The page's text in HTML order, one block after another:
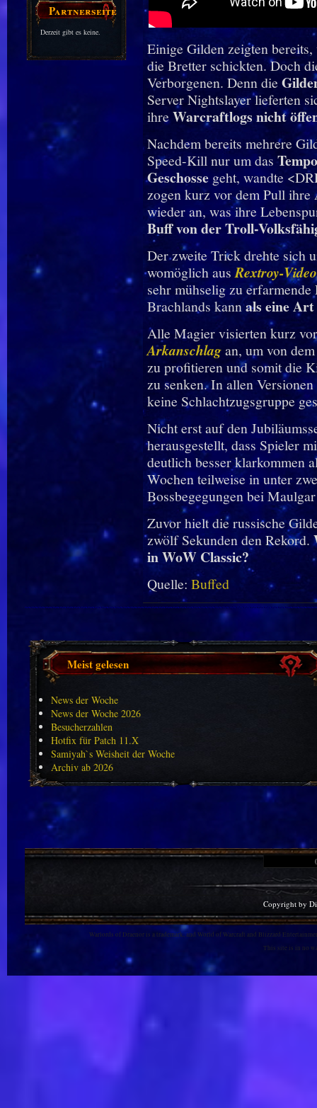
Partnerseiten
Derzeit gibt es keine.
Einige Gilden zeigten
die Bretter schickten. Doch
Verborgenen. Denn die
Server Nightslayer lieferten
ihreWarcraftlogs nicht
Nachdem bereits mehrere
Speed-Kill nur um das
Geschossegeht, wandte
zogen kurz vor dem Pull ihre
wieder an, was ihre
Buff von der Troll-
Der zweite Trick drehte sich
womöglich ausRextroy-
sehr mühselig zu erfarmende
Brachlands kannals eine
Alle Magier visierten kurz
Arkanschlagan, um von dem
zu profitieren und somit die
zu senken. In allen
keine Schlachtzugsgruppe
Nicht erst auf den
herausgestellt, dass Spieler
deutlich besser klarkommen
Wochen teilweise in unter
Bossbegegungen bei
Zuvor hielt die russische
zwölf Sekunden den Rekord.
in WoW Classic?
Quelle: Buffed
Meist gelesen
News der Woche
News der Woche 2026
Besucherzahlen
Hotfix für Patch 11.X
Samiyah`s Weisheit der Woche
Archiv ab 2026
Copyright by
Warlords of Draenor is a trademark, and World of Warcraft and Blizzard
This site is in no